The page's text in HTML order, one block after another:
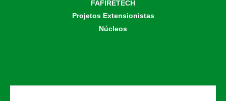
FAFIRETECH
Projetos Extensionistas
Núcleos